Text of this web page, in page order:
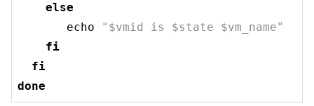
else
echo
" $vmid is $state $vm_name"
fi
fi
done